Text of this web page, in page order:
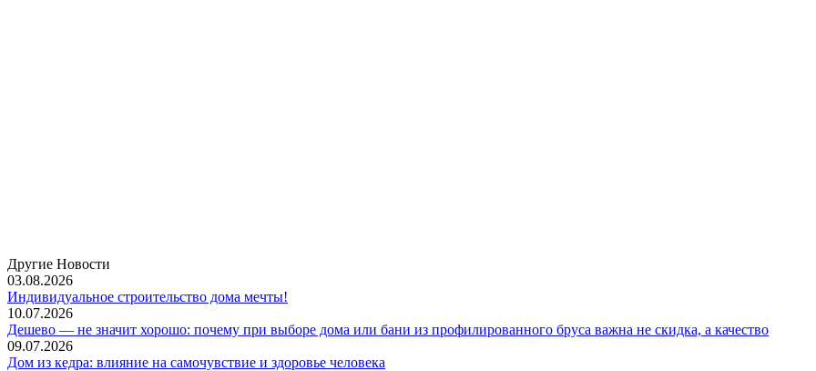
Другие Новости
03.08.2026
Индивидуальное строительство дома мечты!
10.07.2026
Дешево — не значит хорошо: почему при выборе дома или бани из профилированного бруса важна не скидка, а качество
09.07.2026
Дом из кедра: влияние на самочувствие и здоровье человека